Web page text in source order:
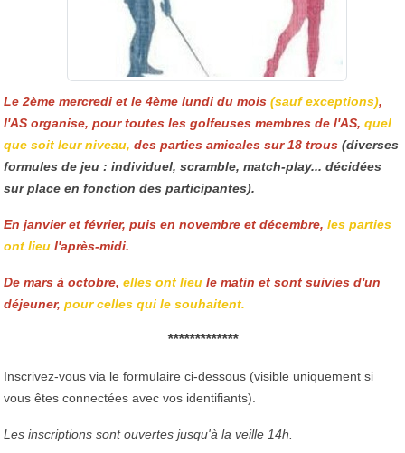
Le 2ème mercredi et le 4ème lundi du mois (sauf exceptions),
l'AS organise, pour toutes les golfeuses membres de l'AS, quel
que soit leur niveau, des parties amicales sur 18 trous (diverses
formules de jeu : individuel, scramble, match-play... décidées
sur place en fonction des participantes).
En janvier et février, puis en novembre et décembre, les parties
ont lieu l'après-midi.
De mars à octobre, elles ont lieu le matin et sont suivies d'un
déjeuner, pour celles qui le souhaitent.
*************
Inscrivez-vous via le formulaire ci-dessous (visible uniquement si
vous êtes connectées avec vos identifiants).
Les inscriptions sont ouvertes jusqu'à la veille 14h.